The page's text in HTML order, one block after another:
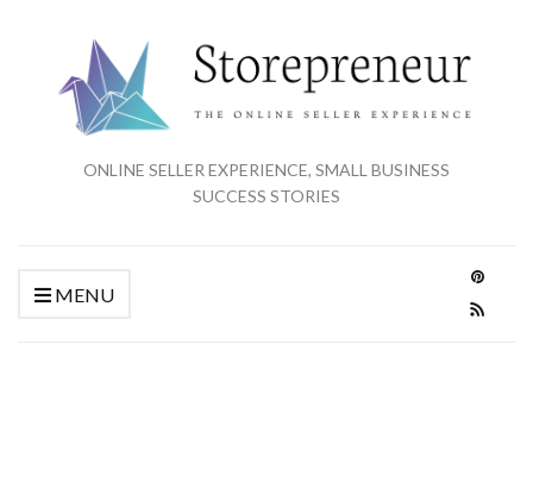
ONLINE SELLER EXPERIENCE, SMALL BUSINESS
SUCCESS STORIES
MENU